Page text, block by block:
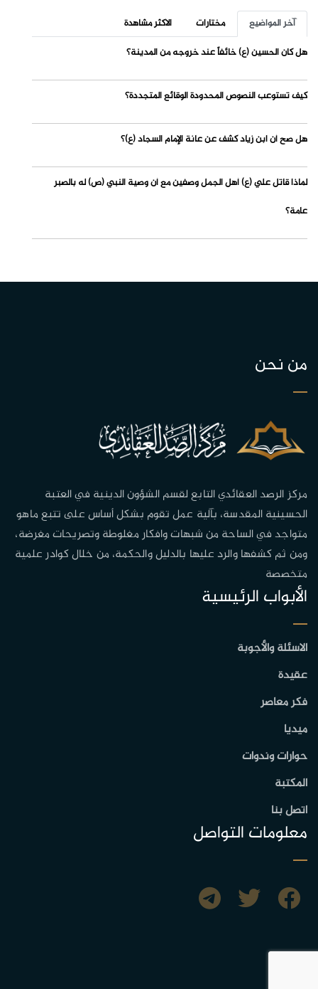
آخر المواضيع مختارات
الاكثر مشاهدة
هل كان الحسين (ع) خائفاً عند خروجه من المدينة؟
كيف تستوعب النصوص المحدودة الوقائع المتجددة؟
هل صح أن ابن زياد كشف عن عانة الإمام السجاد (ع)؟
لماذا قاتل علي (ع) أهل الجمل وصفين مع أن وصية النبي (ص) له بالصبر
عامة؟
من نحن
مركز الرصد العقائدي التابع لقسم الشؤون الدينية في العتبة
الحسينية المقدسة، بآلية عمل تقوم بشكل أساس على تتبع ماهو
متواجد في الساحة من شبهات وافكار مغلوطة وتصريحات مغرضة،
ومن ثم كشفها والرد عليها بالدليل والحكمة، من خلال كوادر علمية
متخصصة
الأبواب الرئيسية
الاسئلة والأجوبة
عقيدة
فكر معاصر
ميديا
حوارات وندوات
المكتبة
اتصل بنا
معلومات التواصل